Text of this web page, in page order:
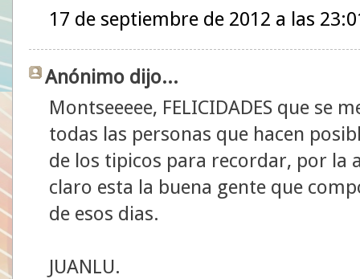
17 de septiembre de 2012 a las
Anónimo dijo...
Montseeeee, FELICIDADES que se
todas las personas que hacen
de los tipicos para recordar, por la
claro esta la buena gente que
de esos dias.
JUANLU.